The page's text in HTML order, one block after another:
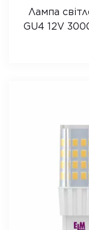
Лампа
GU4 12V